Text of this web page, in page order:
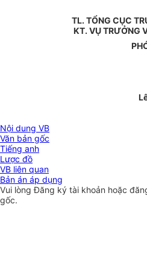
TL. TỔNG CỤC
KT. VỤ TRƯỞNG
Nội dung VB
Văn bản gốc
Tiếng anh
Lược đồ
VB liên quan
Bản án áp dụng
Vui lòngĐăng ký tài khoản hoặc
gốc.